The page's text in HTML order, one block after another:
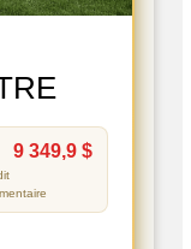
9 349,9 $